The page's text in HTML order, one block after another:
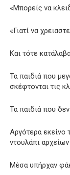
«Μπορείς να
«Γιατί να
Και τότε
Τα παιδιά που
σκέφτονται τις
Τα παιδιά που
Αργότερα εκείνο
ντουλάπι
Μέσα υπήρχαν